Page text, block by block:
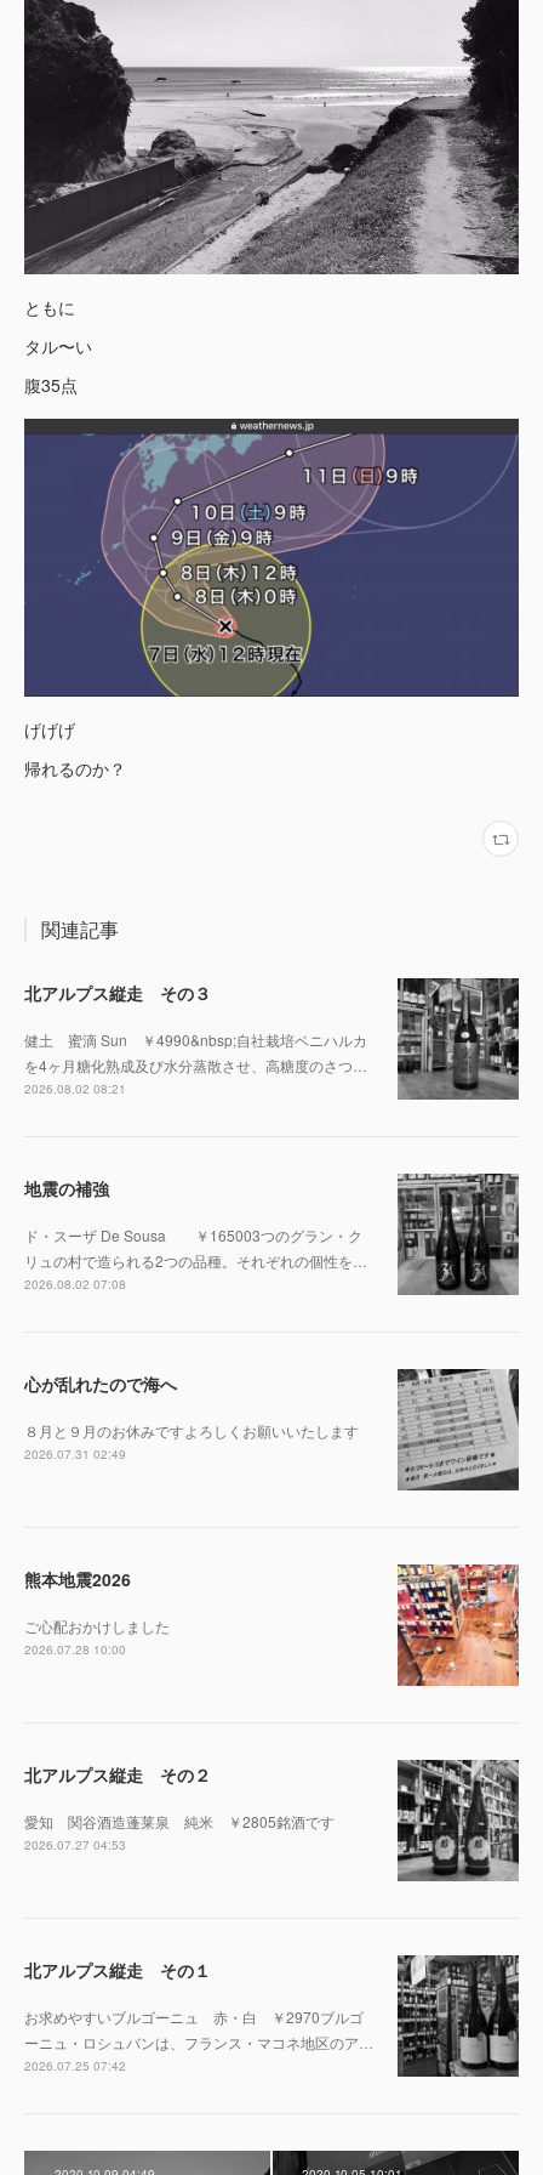
ともに
タル〜い
腹35点
げげげ
帰れるのか？
関連記事
北アルプス縦走 その３
健土 蜜滴 Sun ￥4990&nbsp;自社栽培ベニハルカ
を4ヶ月糖化熟成及び水分蒸散させ、高糖度のさつ…
2026.08.02 08:21
地震の補強
ド・スーザ De Sousa ￥165003つのグラン・ク
リュの村で造られる2つの品種。それぞれの個性を…
2026.08.02 07:08
心が乱れたので海へ
８月と９月のお休みですよろしくお願いいたします
2026.07.31 02:49
熊本地震2026
ご心配おかけしました
2026.07.28 10:00
北アルプス縦走 その２
愛知 関谷酒造蓬莱泉 純米 ￥2805銘酒です
2026.07.27 04:53
北アルプス縦走 その１
お求めやすいブルゴーニュ 赤・白 ￥2970ブルゴ
ーニュ・ロシュバンは、フランス・マコネ地区のア…
2026.07.25 07:42